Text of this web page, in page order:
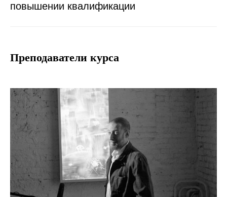
повышении квалификации
Преподаватели курса